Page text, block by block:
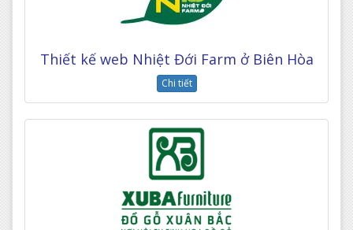
Thiết kế web Nhiệt Đới Farm ở Biên Hòa
Chi tiết